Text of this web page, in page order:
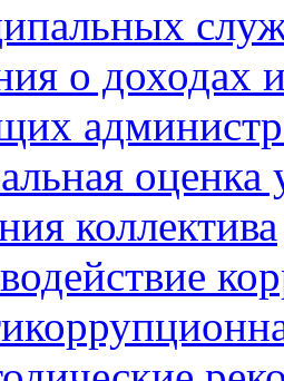
о доходах
оценка
коллектива